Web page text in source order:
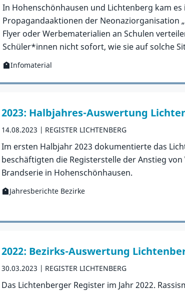
In Hohenschönhausen und Lichtenberg kam
Propagandaaktionen der Neonaziorganisation
Flyer oder Werbematerialien an Schulen
Schüler*innen nicht sofort, wie sie auf solche
Kategorie:
Infomaterial
Zur Publikation
2023: Halbjahres-Auswertung
14.08.2023 REGISTER LICHTENBERG
Im ersten Halbjahr 2023 dokumentierte das
beschäftigten die Registerstelle der Anstieg
Brandserie in Hohenschönhausen.
Kategorie:
Jahresberichte Bezirke
2022: Bezirks-Auswertung
30.03.2023 REGISTER LICHTENBERG
Das Lichtenberger Register im Jahr 2022.